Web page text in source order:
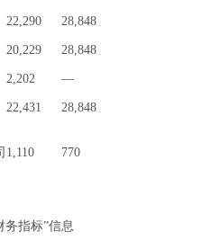
22,290 28,848
20,229 28,848
2,202 —
22,431 28,848
1,110 770
务指标”信息